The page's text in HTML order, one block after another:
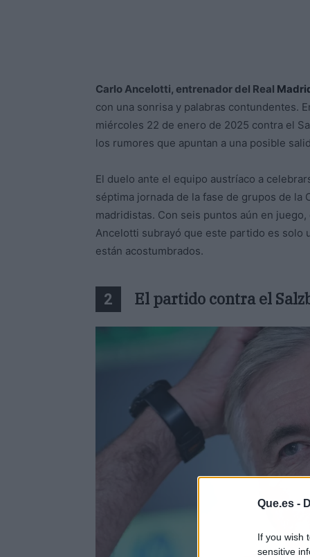
Que.es -
If you wish
sensitive
Carlo Ancelotti, entrenador del Real
con una sonrisa y palabras contundentes.
miércoles 22 de enero de 2025 contra el
los rumores que apuntan a una posible
El duelo ante el equipo austríaco a
séptima jornada de la fase de grupos de la
madridistas. Con seis puntos aún en
Ancelotti subrayó que este partido es solo
están acostumbrados.
2 El partido contra el